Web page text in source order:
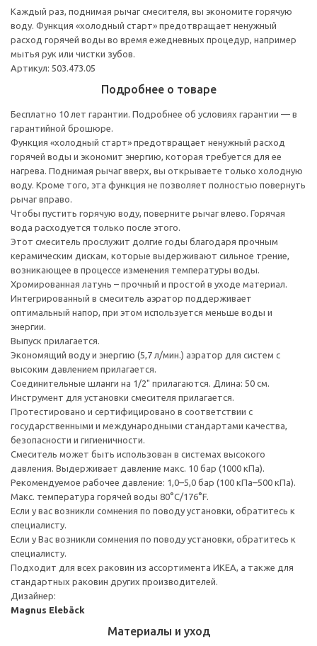
Каждый раз, поднимая рычаг смесителя, вы экономите горячую
воду. Функция «холодный старт» предотвращает ненужный
расход горячей воды во время ежедневных процедур, например
мытья рук или чистки зубов.
Артикул: 503.473.05
Подробнее о товаре
Бесплатно 10 лет гарантии. Подробнее об условиях гарантии — в
гарантийной брошюре.
Функция «холодный старт» предотвращает ненужный расход
горячей воды и экономит энергию, которая требуется для ее
нагрева. Поднимая рычаг вверх, вы открываете только холодную
воду. Кроме того, эта функция не позволяет полностью повернуть
рычаг вправо.
Чтобы пустить горячую воду, поверните рычаг влево. Горячая
вода расходуется только после этого.
Этот смеситель прослужит долгие годы благодаря прочным
керамическим дискам, которые выдерживают сильное трение,
возникающее в процессе изменения температуры воды.
Хромированная латунь – прочный и простой в уходе материал.
Интегрированный в смеситель аэратор поддерживает
оптимальный напор, при этом используется меньше воды и
энергии.
Выпуск прилагается.
Экономящий воду и энергию (5,7 л/мин.) аэратор для систем с
высоким давлением прилагается.
Соединительные шланги на 1/2" прилагаются. Длина: 50 см.
Инструмент для установки смесителя прилагается.
Протестировано и сертифицировано в соответствии с
государственными и международными стандартами качества,
безопасности и гигиеничности.
Смеситель может быть использован в системах высокого
давления. Выдерживает давление макс. 10 бар (1000 кПа).
Рекомендуемое рабочее давление: 1,0–5,0 бар (100 кПа–500 кПа).
Макс. температура горячей воды 80°C/176°F.
Если у вас возникли сомнения по поводу установки, обратитесь к
специалисту.
Если у Вас возникли сомнения по поводу установки, обратитесь к
специалисту.
Подходит для всех раковин из ассортимента ИКЕА, а также для
стандартных раковин других производителей.
Дизайнер:
Magnus Elebäck
Материалы и уход